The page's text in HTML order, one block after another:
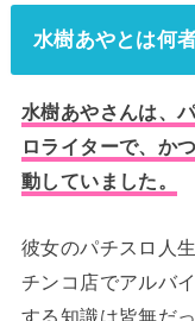
水樹あやとは何
水樹あやさんは、
ロライターで、か
動していました。
彼女のパチスロ人
チンコ店でアルバ
する知識は皆無だ